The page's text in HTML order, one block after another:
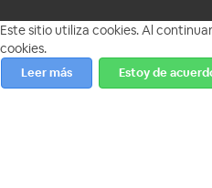
Este sitio utiliza cookies. Al
cookies.
Leer más Estoy de